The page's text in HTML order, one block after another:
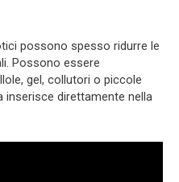
possono spesso ridurre le
Possono essere
gel, collutori o piccole
inserisce direttamente nella